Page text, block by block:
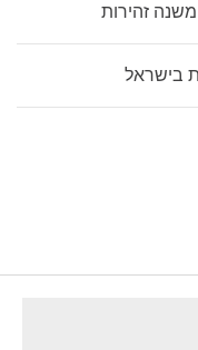
משנה זהירות
בישראל